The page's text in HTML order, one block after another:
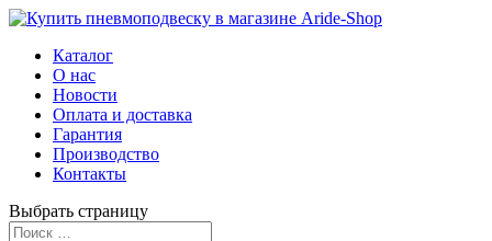
Каталог
О нас
Новости
Оплата и доставка
Гарантия
Производство
Контакты
Выбрать страницу